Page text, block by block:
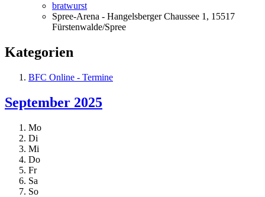
bratwurst
Spree-Arena - Hangelsberger Chaussee 1, 15517
Fürstenwalde/Spree
Kategorien
BFC Online - Termine
September 2025
Mo
Di
Mi
Do
Fr
Sa
So